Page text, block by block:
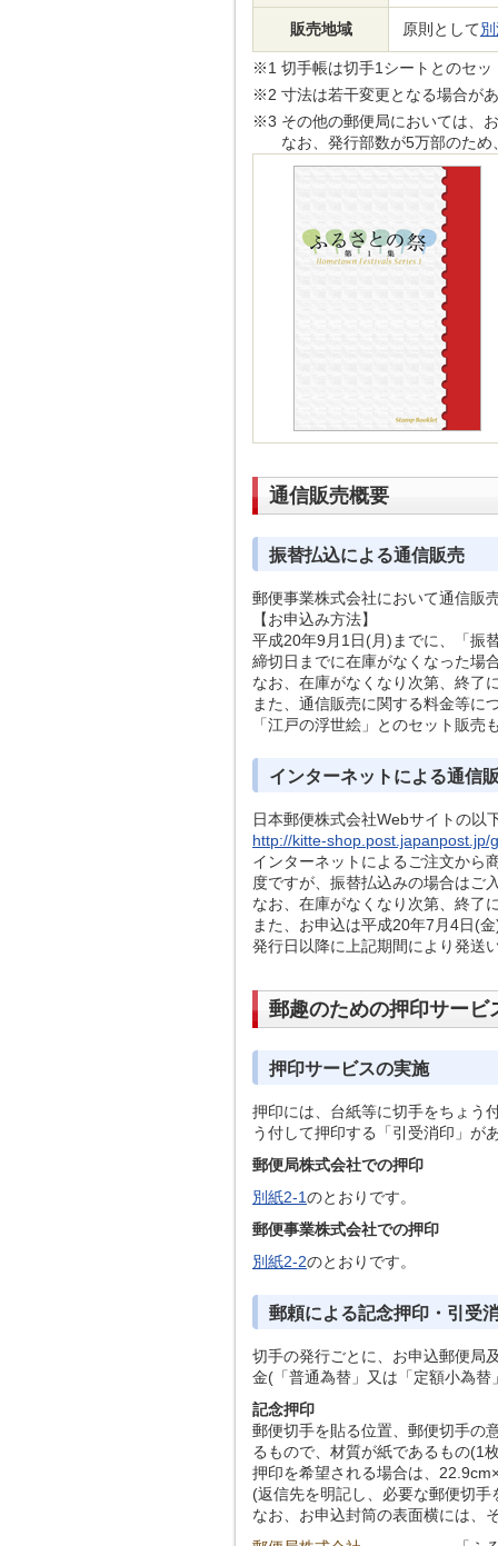
販売地域 原則として
※1 切手帳は切手1シートとのセ
※2 寸法は若干変更となる場合が
※3 その他の郵便局においては、
なお、発行部数が5万部のた
通信販売概要
振替払込による通信販売
郵便事業株式会社において通信販
【お申込み方法】
平成20年9月1日(月)までに、「振
締切日までに在庫がなくなった場
なお、在庫がなくなり次第、終了
また、通信販売に関する料金等に
「江戸の浮世絵」とのセット販売
インターネットによる通信
日本郵便株式会社Webサイトの以
http://kitte-shop.post.japanpost.jp/
インターネットによるご注文から
度ですが、振替払込みの場合はご
なお、在庫がなくなり次第、終了
また、お申込は平成20年7月4日(
発行日以降に上記期間により発送
郵趣のための押印サービ
押印サービスの実施
押印には、台紙等に切手をちょう
う付して押印する「引受消印」が
郵便局株式会社での押印
別紙2-1のとおりです。
郵便事業株式会社での押印
別紙2-2のとおりです。
郵頼による記念押印・引受
切手の発行ごとに、お申込郵便局
金(「普通為替」又は「定額小為
記念押印
郵便切手を貼る位置、郵便切手の
るもので、材質が紙であるもの(1
押印を希望される場合は、
(返信先を明記し、必要な郵便切
なお、お申込封筒の表面横には、